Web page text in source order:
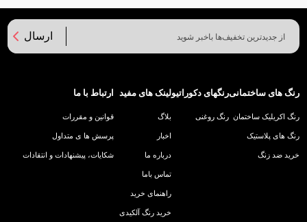
ارسال
رنگ های ساختمانی
رنگ اکریلیک ساختمان
رنگ های پلاستیک
خرید ضد زنگ
رنگهای دکوراتیو
رنگ روغنی
لینک های مفید
بلاگ
اخبار
درباره ما
تماس باما
راهنمای خرید
خرید رنگ آلکیدی
ارتباط با ما
قوانین و مقررات
پرسش ها ی متداول
شکایات، پیشنهادات و انتقادات